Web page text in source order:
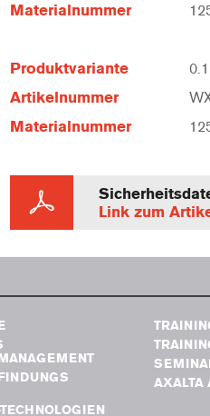
Materialnummer
Produktvariante
Artikelnummer
Materialnummer
Link zum
AXALTA